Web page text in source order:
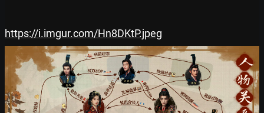
https://i.imgur.com/Hn8DKtP.jpeg